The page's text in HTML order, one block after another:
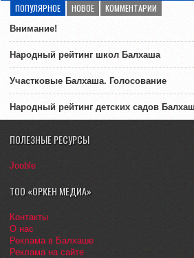
ПОПУЛЯРНОЕ НОВОЕ КОММЕНТАРИИ
Внимание!
Народный рейтинг школ Балхаша
Участковые Балхаша. Голосование
Народный рейтинг детских садов
ПОЛЕЗНЫЕ РЕСУРСЫ
Jooble
ТОО «ОРКЕН МЕДИА»
Контакты
О нас
Реклама в Балхаше
Реклама на сайте